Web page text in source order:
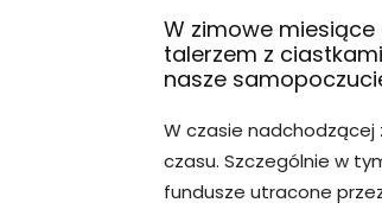
W zimowe
talerzem z
nasze
W czasie
czasu. Szczególnie w
fundusze utracone